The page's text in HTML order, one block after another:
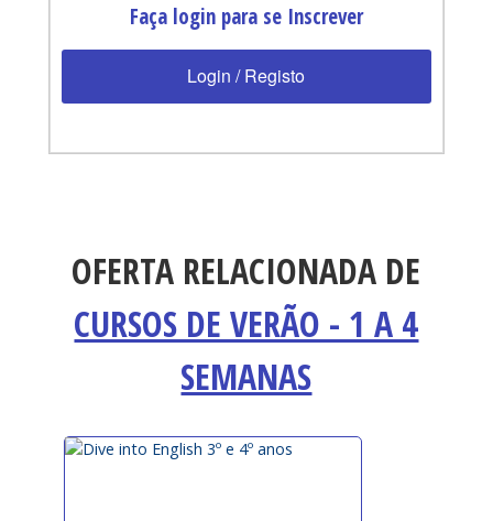
Faça login para se Inscrever
Login / Registo
OFERTA RELACIONADA DE
CURSOS DE VERÃO - 1 A 4
SEMANAS